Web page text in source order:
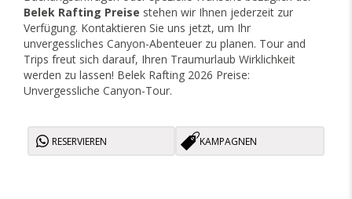
Belek Rafting Preise stehen wir Ihnen jederzeit zur
Verfügung. Kontaktieren Sie uns jetzt, um Ihr
unvergessliches Canyon-Abenteuer zu planen. Tour and
Trips freut sich darauf, Ihren Traumurlaub Wirklichkeit
werden zu lassen! Belek Rafting 2026 Preise:
Unvergessliche Canyon-Tour.
RESERVIEREN KAMPAGNEN